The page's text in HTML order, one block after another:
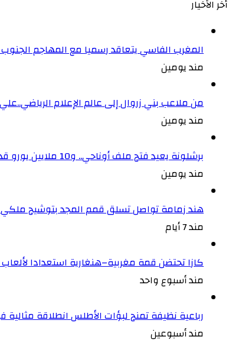
أخر الأخيار
المغرب الفاسي يتعاقد رسميا مع المهاجم
مند يومين
من ملاعب بني زروال إلى عالم الإعلام
مند يومين
برشلونة يعيد فتح ملف أوناحي.. و10 ملايين يورو قد تحسم الصفقة
مند يومين
هند زمامة تواصل تسلق قمم المجد بتوشيح
مند 7 أيام
كازا تحتضن قمة مغربية–هنغارية استعدادا
مند أسبوع واحد
رباعية نظيفة تمنح لبؤات الأطلس انطلاقة
مند أسبوعين